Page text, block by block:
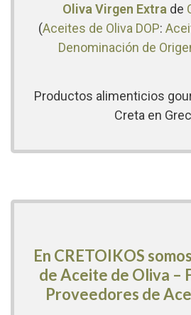
Oliva Virgen Extra de
(Aceites de Oliva DOP:
Denominación de
Productos alimenticios
Creta en
En CRETOIKOS
de Aceite de Oliva –
Proveedores de